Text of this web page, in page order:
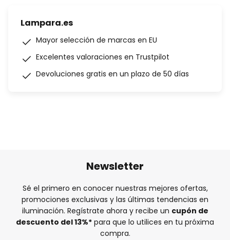
Lampara.es
Mayor selección de marcas en EU
Excelentes valoraciones en Trustpilot
Devoluciones gratis en un plazo de 50 días
Newsletter
Sé el primero en conocer nuestras mejores ofertas,
promociones exclusivas y las últimas tendencias en
iluminación. Regístrate ahora y recibe un cupón de
descuento del13%* para que lo utilices en tu próxima
compra.